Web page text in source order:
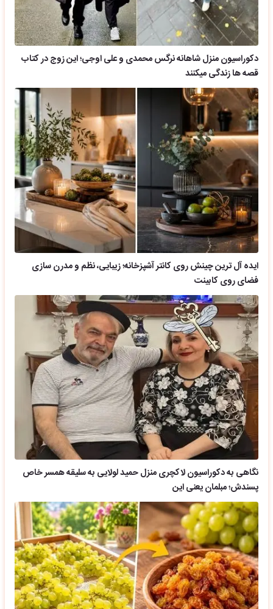
دکوراسیون منزل شاهانه نرگس محمدی و علی اوجی؛ این زوج در کتاب
قصه ها زندگی میکنند
ایده آل ترین چینش روی کانتر آشپزخانه؛ زیبایی، نظم و مدرن سازی
فضای روی کابینت
نگاهی به دکوراسیون لاکچری منزل حمید لولایی به سلیقه همسر خاص
پسندش؛ مبلمان یعنی این